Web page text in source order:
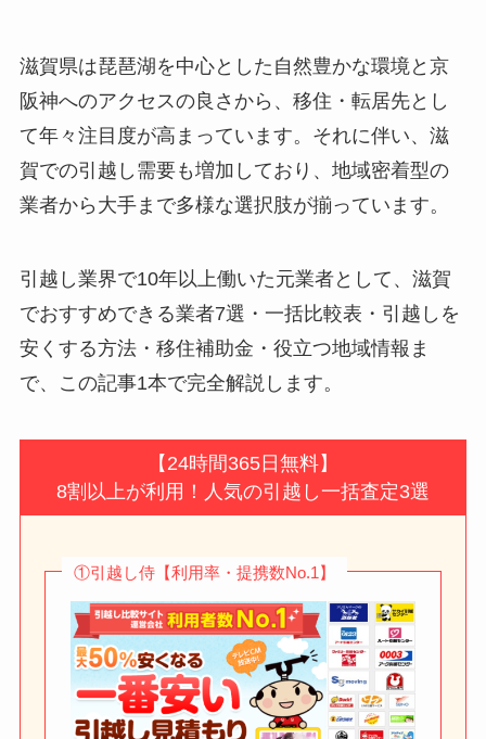
滋賀県は琵琶湖を中心とした自然豊かな環境と京
阪神へのアクセスの良さから、移住・転居先とし
て年々注目度が高まっています。それに伴い、滋
賀での引越し需要も増加しており、地域密着型の
業者から大手まで多様な選択肢が揃っています。
引越し業界で10年以上働いた元業者として、滋賀
でおすすめできる業者7選・一括比較表・引越しを
安くする方法・移住補助金・役立つ地域情報ま
で、この記事1本で完全解説します。
【24時間365日無料】
8割以上が利用！人気の引越し一括査定3選
①引越し侍【利用率・提携数No.1】